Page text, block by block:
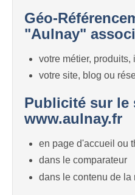
Géo-
"Aulnay"
votre métier,
votre site, blog ou
Publicité sur le
www.aulnay.fr
en page d'accueil ou
dans le comparateur
dans le contenu de la